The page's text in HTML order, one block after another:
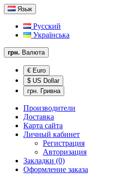
Язык
Русский
Українська
грн. Валюта
€ Euro
$ US Dollar
грн. Гривна
Производители
Доставка
Карта сайта
Личный кабинет
Регистрация
Авторизация
Закладки (0)
Оформление заказа